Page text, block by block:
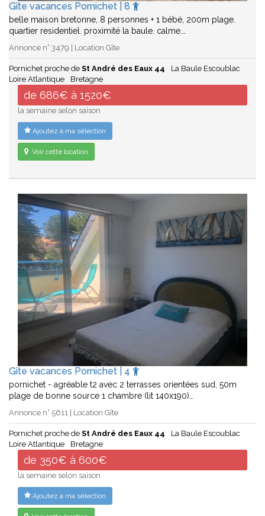
Gîte vacances Pornichet | 8
belle maison bretonne, 8 personnes + 1 bébé, 200m plage.
quartier residentiel. proximité la baule. calme.…
Annonce n° 3479 | Location Gîte
Pornichet proche de St André des Eaux 44
La Baule Escoublac
Loire Atlantique
Bretagne
de 686€ à 1520€
la semaine selon saison
Ajoutez à ma sélection
Voir cette location
Gîte vacances Pornichet | 4
pornichet - agréable t2 avec 2 terrasses orientées sud, 50m
plage de bonne source 1 chambre (lit 140x190)…
Annonce n° 5611 | Location Gîte
Pornichet proche de St André des Eaux 44
La Baule Escoublac
Loire Atlantique
Bretagne
de 350€ à 600€
la semaine selon saison
Ajoutez à ma sélection